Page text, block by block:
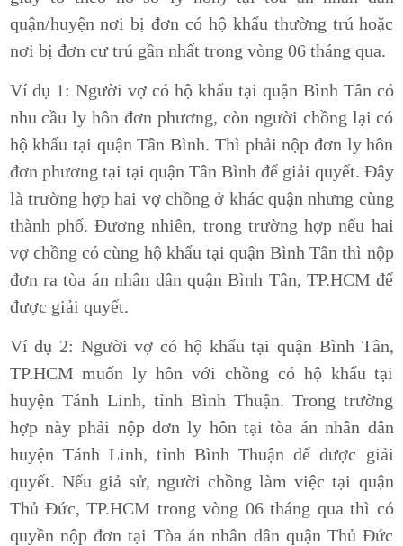
quận/huyện nơi bị đơn có hộ khẩu thường trú hoặc
nơi bị đơn cư trú gần nhất trong vòng 06 tháng qua.
Ví dụ 1:Người vợ có hộ khẩu tại quận Bình Tân có
nhu cầu ly hôn đơn phương, còn người chồng lại có
hộ khẩu tại quận Tân Bình. Thì phải nộp đơn ly hôn
đơn phương tại tại quận Tân Bình để giải quyết. Đây
là trường hợp hai vợ chồng ở khác quận nhưng cùng
thành phố. Đương nhiên, trong trường hợp nếu hai
vợ chồng có cùng hộ khẩu tại quận Bình Tân thì nộp
đơn ra tòa án nhân dân quận Bình Tân, TP.HCM để
được giải quyết.
Ví dụ 2: Người vợ có hộ khẩu tại quận Bình Tân,
TP.HCM muốn ly hôn với chồng có hộ khẩu tại
huyện Tánh Linh, tỉnh Bình Thuận. Trong trường
hợp này phải nộp đơn ly hôn tại tòa án nhân dân
huyện Tánh Linh, tỉnh Bình Thuận để được giải
quyết. Nếu giả sử, người chồng làm việc tại quận
Thủ Đức, TP.HCM trong vòng 06 tháng qua thì có
quyền nộp đơn tại Tòa án nhân dân quận Thủ Đức